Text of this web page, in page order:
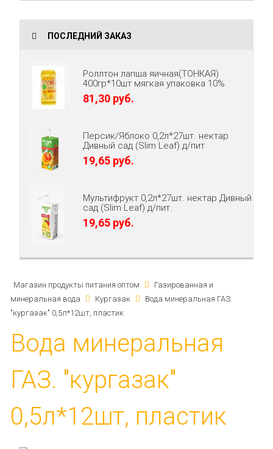
ПОСЛЕДНИЙ ЗАКАЗ
Роллтон лапша яичная(ТОНКАЯ)
400гр*10шт мягкая упаковка 10%
81,30 руб.
Персик/Яблоко 0,2л*27шт. нектар
Дивный сад (Slim Leaf) д/пит
19,65 руб.
Мультифрукт 0,2л*27шт. нектар Дивный
сад (Slim Leaf) д/пит.
19,65 руб.
Магазин продукты питания оптом
Газированная и
минеральная вода
Кургазак
Вода минеральная ГАЗ.
"кургазак" 0,5л*12шт, пластик
Вода минеральная
ГАЗ. "кургазак"
0,5л*12шт, пластик